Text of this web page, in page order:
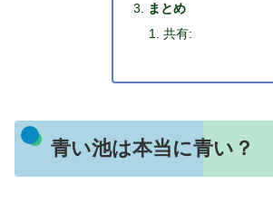
まとめ
共有:
青い池は本当に青い？